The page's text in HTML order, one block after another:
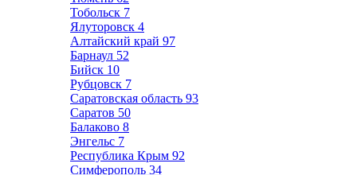
Тобольск 7
Ялуторовск 4
Алтайский край 97
Барнаул 52
Бийск 10
Рубцовск 7
Саратовская область 93
Саратов 50
Балаково 8
Энгельс 7
Республика Крым 92
Симферополь 34